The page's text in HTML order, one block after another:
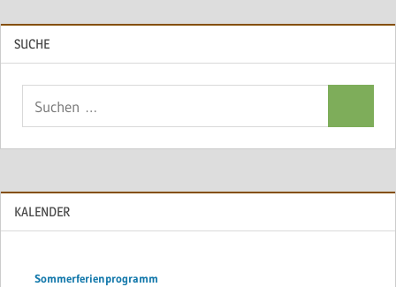
SUCHE
KALENDER
Sommerferienprogramm